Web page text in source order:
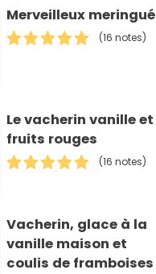
Merveilleux meringué
(16 notes)
Le vacherin vanille et
fruits rouges
(16 notes)
Vacherin, glace à la
vanille maison et
coulis de framboises